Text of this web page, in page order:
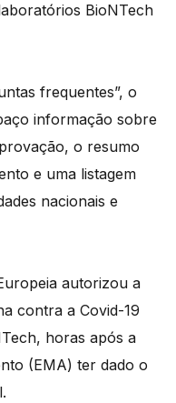
BioNTech
frequentes”, o
informação sobre
o resumo
e uma listagem
nacionais e
autorizou a
contra a Covid-19
horas após a
(EMA) ter dado o